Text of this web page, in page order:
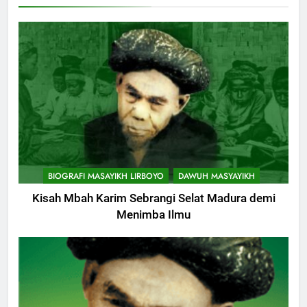
Khutbah Jumat: Mereka yang
Mendapat Predikat Haji Mabrur
KHUTBAH
10
Khutbah Jumat: Hak Penting
Yang Harus Kita Berikan Kepada
Istri
KHUTBAH
11
Khutbah: Keistimewaan Hari
Jumat
KHUTBAH
BIOGRAFI MASAYIKH LIRBOYO DAWUH MASYAYIKH
Kisah Mbah Karim Sebrangi Selat Madura demi
Menimba Ilmu